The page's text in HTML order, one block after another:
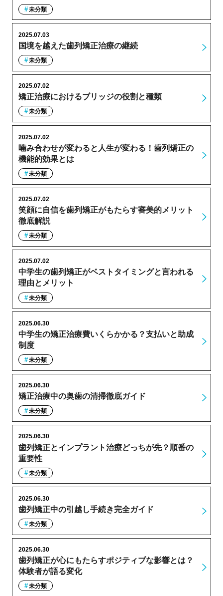
未分類
国境を越えた歯列矯正治療の継続
2025.07.03
未分類
矯正治療におけるブリッジの役割と種類
2025.07.02
未分類
噛み合わせが変わると人生が変わる！歯列矯正の
機能的効果とは
2025.07.02
未分類
笑顔に自信を歯列矯正がもたらす審美的メリット
徹底解説
2025.07.02
未分類
中学生の歯列矯正がベストタイミングと言われる
理由とメリット
2025.07.02
未分類
中学生の矯正治療費いくらかかる？支払いと助成
制度
2025.06.30
未分類
矯正治療中の奥歯の清掃徹底ガイド
2025.06.30
未分類
歯列矯正とインプラント治療どっちが先？順番の
重要性
2025.06.30
未分類
歯列矯正中の引越し手続き完全ガイド
2025.06.30
未分類
歯列矯正が心にもたらすポジティブな影響とは？
体験者が語る変化
2025.06.30
未分類